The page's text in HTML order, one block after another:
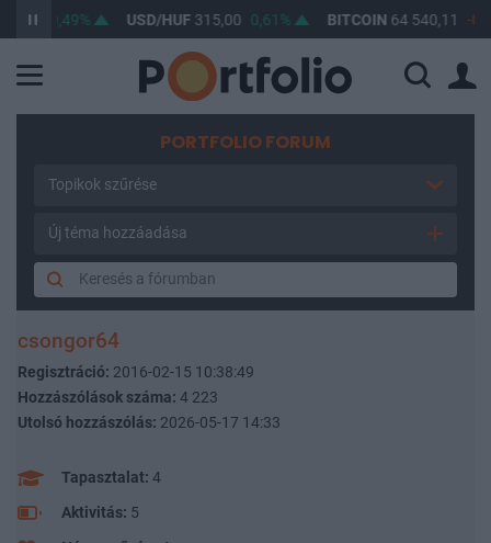
0,49% USD/HUF 315,00 0,61% BITCOIN64 540,11 -0,1%
PORTFOLIO FORUM
Topikok szűrése
Új téma hozzáadása
csongor64
Regisztráció: 2016-02-15 10:38:49
Hozzászólások száma: 4 223
Utolsó hozzászólás: 2026-05-17 14:33
Tapasztalat: 4
Aktivitás: 5